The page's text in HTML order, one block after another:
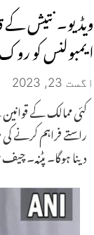
ویڈیو۔ نتیش کے
ایمبولنس کو روک
اگست 23, 2023
کئی ممالک کے
راستے فراہم کرنے
دینا ہوگا۔ پٹنہ۔